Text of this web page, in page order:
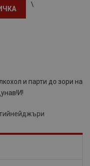
\
и парти до зори на